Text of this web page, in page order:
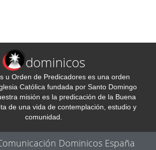
dominicos
u Orden de Predicadores es una orden
Católica fundada por Santo Domingo
misión es la predicación de la Buena
de una vida de contemplación, estudio y
comunidad.
Dominicos España